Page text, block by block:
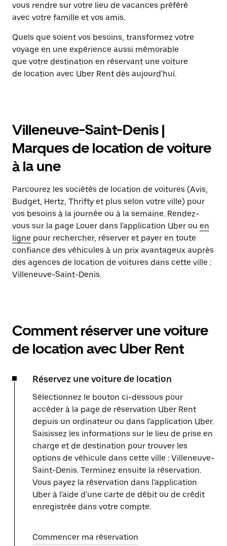
vous rendre sur votre lieu de vacances préféré
avec votre famille et vos amis.
Quels que soient vos besoins, transformez votre
voyage en une expérience aussi mémorable
que votre destination en réservant une voiture
de location avec Uber Rent dès aujourd'hui.
Villeneuve-Saint-Denis |
Marques de location de voiture
à la une
Parcourez les sociétés de location de voitures (Avis,
Budget, Hertz, Thrifty et plus selon votre ville) pour
vos besoins à la journée ou à la semaine. Rendez-
vous sur la page Louer dans l'application Uber ou en
ligne pour rechercher, réserver et payer en toute
confiance des véhicules à un prix avantageux auprès
des agences de location de voitures dans cette ville :
Villeneuve-Saint-Denis.
Comment réserver une voiture
de location avec Uber Rent
Réservez une voiture de location
Sélectionnez le bouton ci-dessous pour
accéder à la page de réservation Uber Rent
depuis un ordinateur ou dans l'application Uber.
Saisissez les informations sur le lieu de prise en
charge et de destination pour trouver les
options de véhicule dans cette ville : Villeneuve-
Saint-Denis. Terminez ensuite la réservation.
Vous payez la réservation dans l'application
Uber à l'aide d'une carte de débit ou de crédit
enregistrée dans votre compte.
Commencer ma réservation